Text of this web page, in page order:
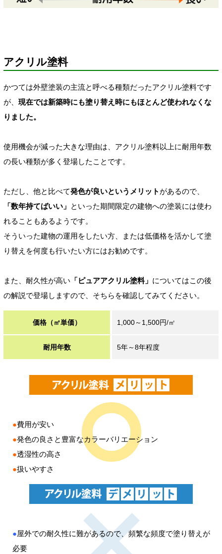
アクリル塗料
かつては外壁塗装の主流と呼べる種類だったアクリル塗料です
が、 現在では新築時にも塗り替え時にもほとんど使われなくな
りました。
使用機会が減った大きな理由は、アクリル塗料以上に耐用年数
の長い種類が多く登場したことです。
ただし、他と比べて発色が良いというメリット があるので、
「数年持てばいい」 といった期間限定の建物への塗装には使わ
れることもあるようです。
そういった建物の運用をしたい方、または低価格を活かして塗
り替えを何度も行いたい方にはお勧めです。
また、耐久性が高い 「ピュアアクリル塗料」 についてはこの後
の解説で登場しますので、そちらを確認してみてください。
価格（㎡単価） 1,000～1,500円/㎡
耐用年数 5年～8年程度
●費用が安い
●発色の良さと豊富なカラーバリエーション
●透湿性の高さ
●扱いやすさ
●屋外での耐久性に難があるので、頻繁な頻度で塗り替えが
必要